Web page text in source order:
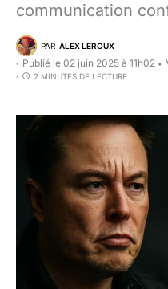
communication
PAR ALEX LEROUX
Publié le 02 juin 2025 à 11h02 •
2 MINUTES DE LECTURE